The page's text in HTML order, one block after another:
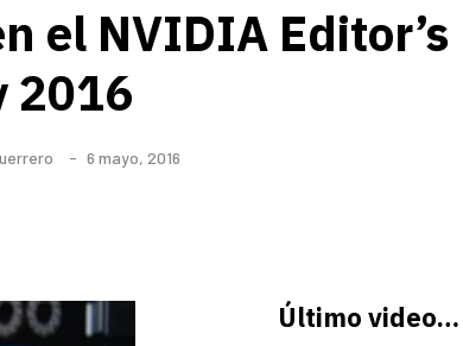
el NVIDIA Editor’s
2016
6 mayo, 2016
Último video…